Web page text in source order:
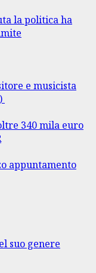
la politica ha
e musicista
340 mila euro
appuntamento
suo genere